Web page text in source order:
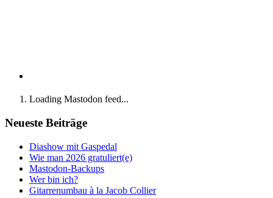
Loading Mastodon feed...
Neueste Beiträge
Diashow mit Gaspedal
Wie man 2026 gratuliert(e)
Mastodon-Backups
Wer bin ich?
Gitarrenumbau à la Jacob Collier